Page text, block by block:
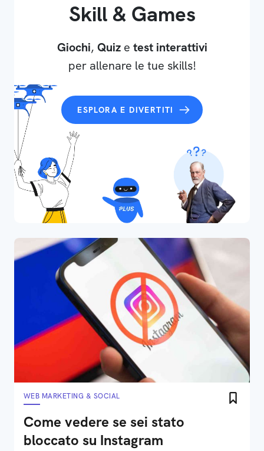
Skill & Games
Giochi, Quize test interattivi
per allenare le tue skills!
ESPLORA E DIVERTITI
WEB MARKETING & SOCIAL
Come vedere se sei stato
bloccato su Instagram